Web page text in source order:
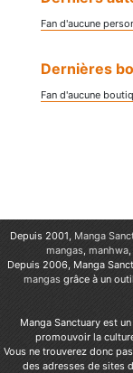
Fan d'aucune
Dernières
Fan d'aucune
Depuis 2001, Manga
mangas, manhwa,
Depuis 2006, Manga
mangas grâce à un
Manga Sanctuary est
promouvoir la
Vous ne trouverez donc
des adresses de sites